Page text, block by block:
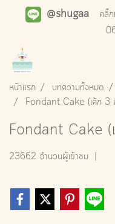
@shugaa คลิ๊
หน้าแรก บทความทั้งหมด
Fondant Cake (เค้ก 3
Fondant Cake (
23662 จำนวนผู้เข้าชม